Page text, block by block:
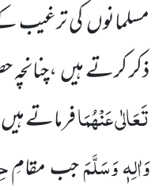
مسلمانوںکی ترغیب
ذکر کرتے ہیں
تَعَالٰی عَنْہُمَافرماتے ہیں
وَاٰلِہٖ وَسَلَّمَجب مقامِ